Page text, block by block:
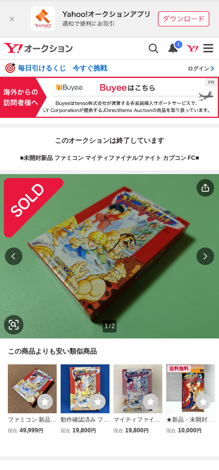
i
毎日引けるくじ 今すぐ挑戦 ログイン
このオークションは終了しています
■未開封新品 ファミコン マイティファイナルファイト カプコン FC■
1/2
この商品よりも安い類似商品
ファミコン 新品未
使用未開封 マイ
現在 49,999円
動作確認済み ファ
ミコンソフト マイ
現在 19,800円
マイティファイナ
ルファイト
現在 19,800円
送料無料
★新品・未開封 ス
ーパーファミコン
現在 10,000円